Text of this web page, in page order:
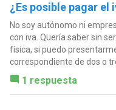
¿Es posible pagar el
No soy autónomo ni
con iva. Quería saber sin
física, si puedo
correspondiente de dos o
1 respuesta